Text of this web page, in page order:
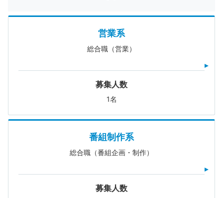
営業系
総合職（営業）
募集人数
1名
番組制作系
総合職（番組企画・制作）
募集人数